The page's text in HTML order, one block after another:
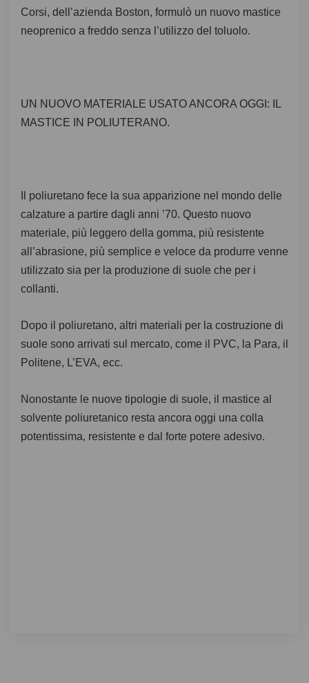
Corsi, dell’azienda Boston, formulò un nuovo mastice
neoprenico a freddo senza l’utilizzo del toluolo.
UN NUOVO MATERIALE USATO ANCORA OGGI: IL
MASTICE IN POLIUTERANO.
Il poliuretano fece la sua apparizione nel mondo delle
calzature a partire dagli anni ’70. Questo nuovo
materiale, più leggero della gomma, più resistente
all’abrasione, più semplice e veloce da produrre venne
utilizzato sia per la produzione di suole che per i
collanti.
Dopo il poliuretano, altri materiali per la costruzione di
suole sono arrivati sul mercato, come il PVC, la Para, il
Politene, L’EVA, ecc.
Nonostante le nuove tipologie di suole, il mastice al
solvente poliuretanico resta ancora oggi una colla
potentissima, resistente e dal forte potere adesivo.